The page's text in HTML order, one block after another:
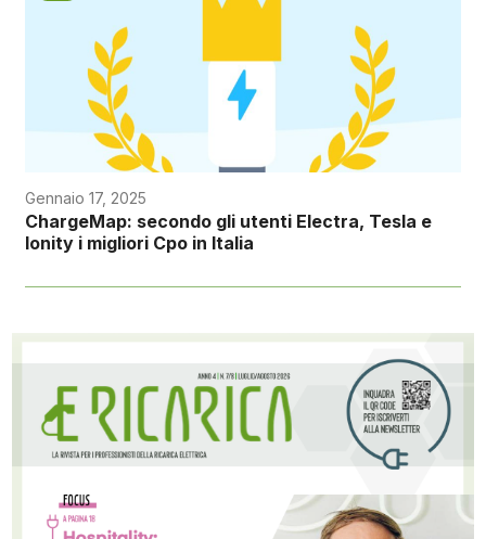
Gennaio 17, 2025
ChargeMap: secondo gli utenti Electra, Tesla e
Ionity i migliori Cpo in Italia